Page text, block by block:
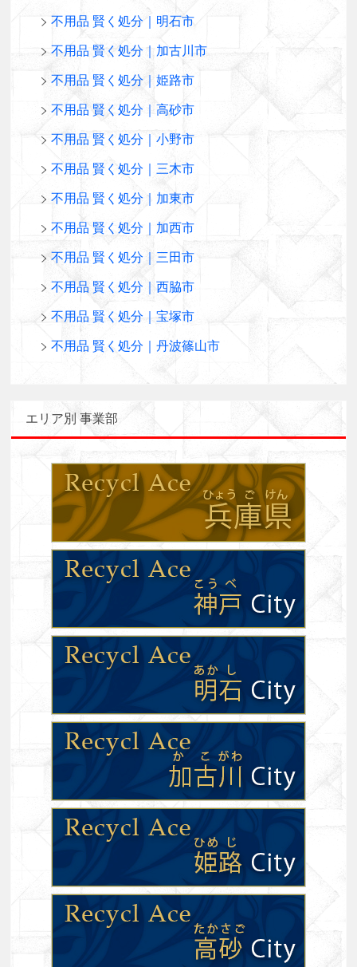
不用品 賢く処分｜明石市
不用品 賢く処分｜加古川市
不用品 賢く処分｜姫路市
不用品 賢く処分｜高砂市
不用品 賢く処分｜小野市
不用品 賢く処分｜三木市
不用品 賢く処分｜加東市
不用品 賢く処分｜加西市
不用品 賢く処分｜三田市
不用品 賢く処分｜西脇市
不用品 賢く処分｜宝塚市
不用品 賢く処分｜丹波篠山市
エリア別 事業部